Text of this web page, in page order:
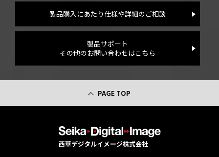
製品購入にあたり仕様や詳細のご相談
製品サポート
その他のお問い合わせはこちら
PAGE TOP